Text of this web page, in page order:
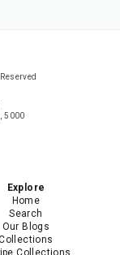
5000
Explore
Home
Search
Our Blogs
Collections